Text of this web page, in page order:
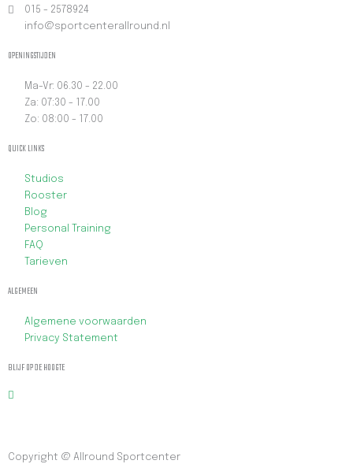
015 - 2578924
info@sportcenterallround.nl
OPENINGSTIJDEN
Ma-Vr: 06.30 - 22.00
Za: 07:30 - 17.00
Zo: 08:00 - 17.00
QUICK LINKS
Studios
Rooster
Blog
Personal Training
FAQ
Tarieven
ALGEMEEN
Algemene voorwaarden
Privacy Statement
BLIJF OP DE HOOGTE
Copyright @ Allround Sportcenter